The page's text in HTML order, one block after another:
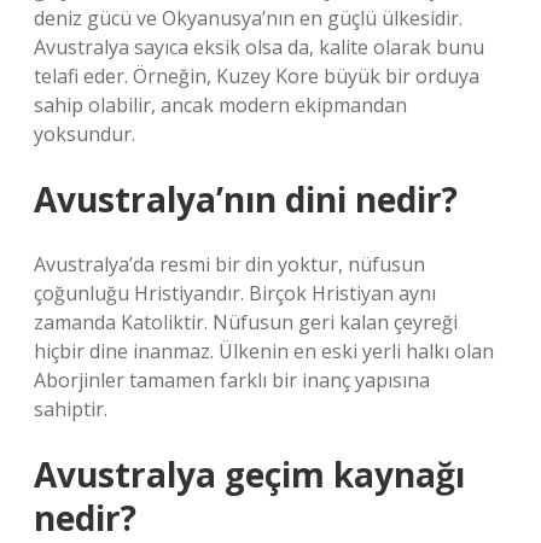
deniz gücü ve Okyanusya’nın en güçlü ülkesidir.
Avustralya sayıca eksik olsa da, kalite olarak bunu
telafi eder. Örneğin, Kuzey Kore büyük bir orduya
sahip olabilir, ancak modern ekipmandan
yoksundur.
Avustralya’nın dini nedir?
Avustralya’da resmi bir din yoktur, nüfusun
çoğunluğu Hristiyandır. Birçok Hristiyan aynı
zamanda Katoliktir. Nüfusun geri kalan çeyreği
hiçbir dine inanmaz. Ülkenin en eski yerli halkı olan
Aborjinler tamamen farklı bir inanç yapısına
sahiptir.
Avustralya geçim kaynağı
nedir?